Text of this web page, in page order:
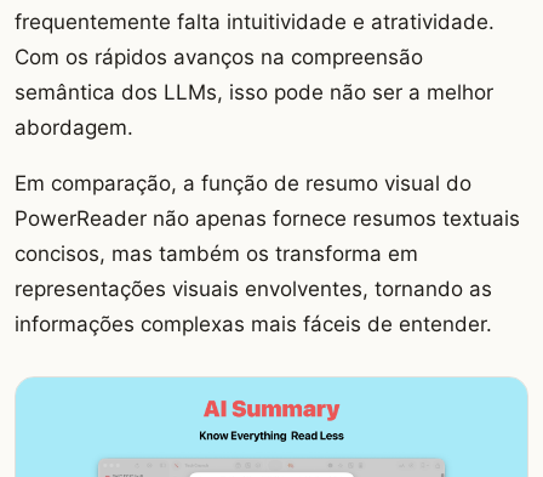
frequentemente falta intuitividade e atratividade.
Com os rápidos avanços na compreensão
semântica dos LLMs, isso pode não ser a melhor
abordagem.
Em comparação, a função de resumo visual do
PowerReader não apenas fornece resumos textuais
concisos, mas também os transforma em
representações visuais envolventes, tornando as
informações complexas mais fáceis de entender.